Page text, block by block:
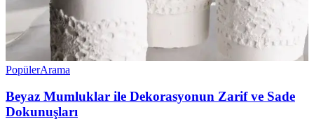
PopülerArama
Beyaz Mumluklar ile Dekorasyonun Zarif ve Sade
Dokunuşları